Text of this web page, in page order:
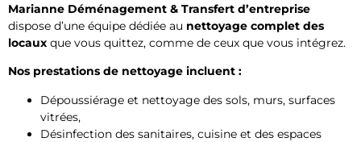
Marianne Déménagement & Transfert d’entreprise
dispose d’une équipe dédiée au nettoyage complet des
locaux que vous quittez, comme de ceux que vous intégrez.
Nos prestations de nettoyage incluent :
Dépoussiérage et nettoyage des sols, murs, surfaces
vitrées,
Désinfection des sanitaires, cuisine et des espaces